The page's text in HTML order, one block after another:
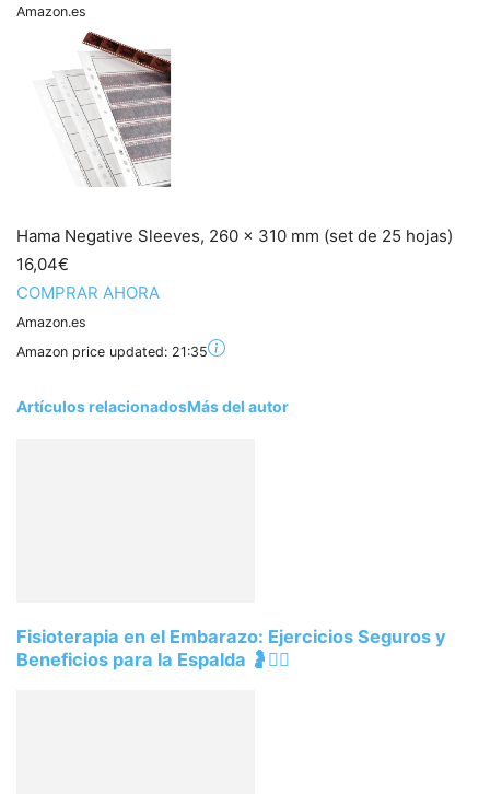
Amazon.es
Hama Negative Sleeves, 260 x 310 mm (set de 25 hojas)
16,04€
COMPRAR AHORA
Amazon.es
Amazon price updated: 21:35
Artículos relacionadosMás del autor
Fisioterapia en el Embarazo: Ejercicios Seguros y
Beneficios para la Espalda 🤰💆‍♀️